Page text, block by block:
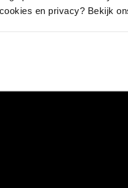
en privacy? Bekijk